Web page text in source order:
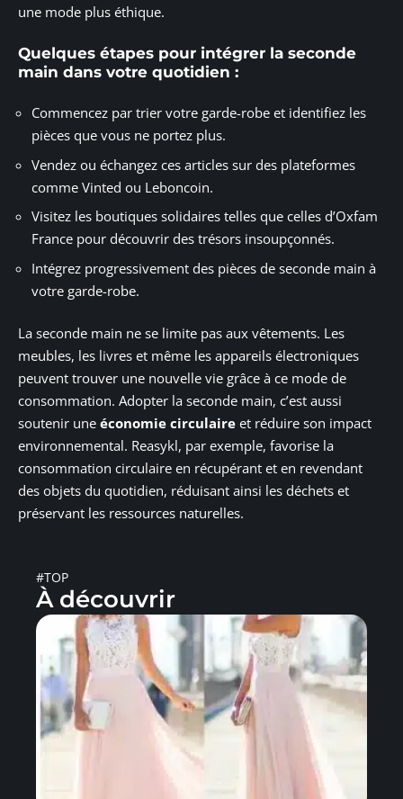
une mode plus éthique.
Quelques étapes pour intégrer la seconde
main dans votre quotidien :
Commencez par trier votre garde-robe et identifiez les
pièces que vous ne portez plus.
Vendez ou échangez ces articles sur des plateformes
comme Vinted ou Leboncoin.
Visitez les boutiques solidaires telles que celles d’Oxfam
France pour découvrir des trésors insoupçonnés.
Intégrez progressivement des pièces de seconde main à
votre garde-robe.
La seconde main ne se limite pas aux vêtements. Les
meubles, les livres et même les appareils électroniques
peuvent trouver une nouvelle vie grâce à ce mode de
consommation. Adopter la seconde main, c’est aussi
soutenir une économie circulaire et réduire son impact
environnemental. Reasykl, par exemple, favorise la
consommation circulaire en récupérant et en revendant
des objets du quotidien, réduisant ainsi les déchets et
préservant les ressources naturelles.
#TOP
À découvrir